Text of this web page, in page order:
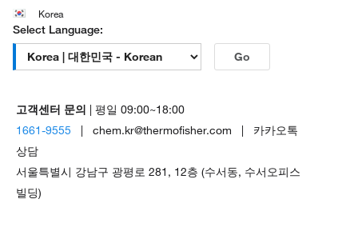
Korea
Select Language:
Go
고객센터 문의
| 평일 09:00~18:00
1661-9555 | chem.kr@thermofisher.com | 카카오톡
상담
서울특별시 강남구 광평로 281, 12층 (수서동, 수서오피스
빌딩)